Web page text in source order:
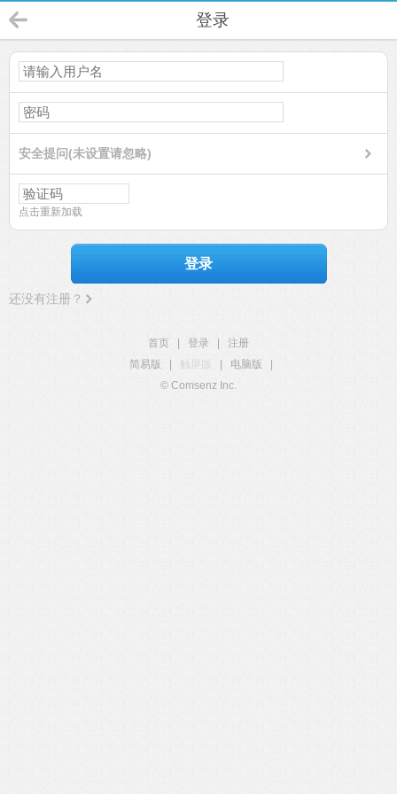
登录
安全提问(未设置请忽略)
点击重新加载
登录
还没有注册？
首页 登录
注册
简易版
触屏版 电脑版
© Comsenz Inc.